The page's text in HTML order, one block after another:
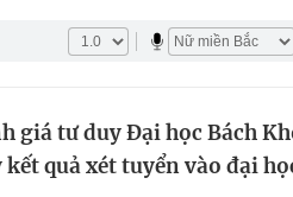
cuộc sống
Tuyển
giá tư duy Đại học Bách
quả xét tuyển vào đại